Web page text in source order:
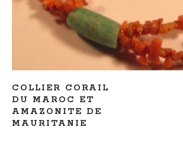
COLLIER CORAIL
DU MAROC ET
AMAZONITE DE
MAURITANIE